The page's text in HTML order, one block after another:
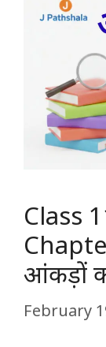
Class
आंकड़ों
February